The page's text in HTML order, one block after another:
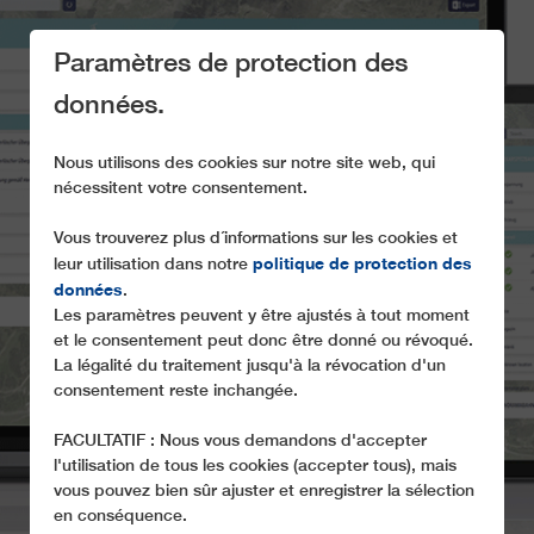
MAINTENANCE
OVERVIEW
Paramètres de protection des
données.
Nous utilisons des cookies sur notre site web, qui
nécessitent votre consentement.
Vous trouverez plus d´informations sur les cookies et
leur utilisation dans notre politique de protection des
données.
Les paramètres peuvent y être ajustés à tout moment
et le consentement peut donc être donné ou révoqué.
La légalité du traitement jusqu'à la révocation d'un
consentement reste inchangée.
FACULTATIF : Nous vous demandons d'accepter
l'utilisation de tous les cookies (accepter tous), mais
vous pouvez bien sûr ajuster et enregistrer la sélection
en conséquence.